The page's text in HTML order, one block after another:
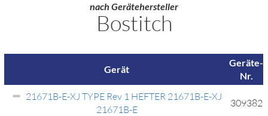
nach Gerätehersteller
Bostitch
Gerät
Geräte-
Nr.
21671B-E-XJ TYPE Rev 1 HEFTER 21671B-E-XJ
21671B-E
309382